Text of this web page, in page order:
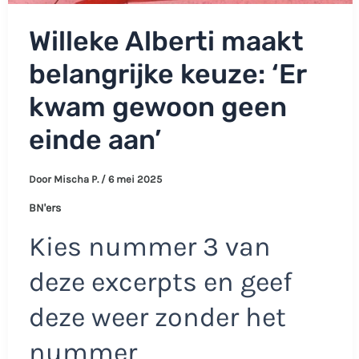
Willeke Alberti maakt
belangrijke keuze: ‘Er
kwam gewoon geen
einde aan’
Door Mischa P. / 6 mei 2025
BN'ers
Kies nummer 3 van
deze excerpts en geef
deze weer zonder het
nummer